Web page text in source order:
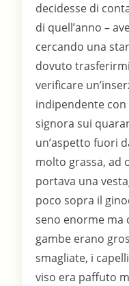
decidesse di
di quell’anno –
cercando una
dovuto
verificare
indipendente
signora sui
un’aspetto fuori
molto grassa, ad
portava una
poco sopra il
seno enorme ma
gambe erano
smagliate, i
viso era paffuto